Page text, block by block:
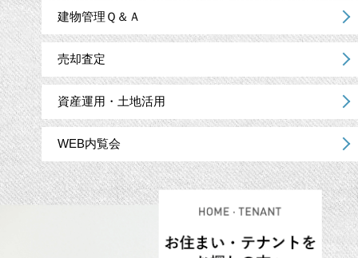
建物管理Ｑ＆Ａ
売却査定
資産運用・土地活用
WEB内覧会